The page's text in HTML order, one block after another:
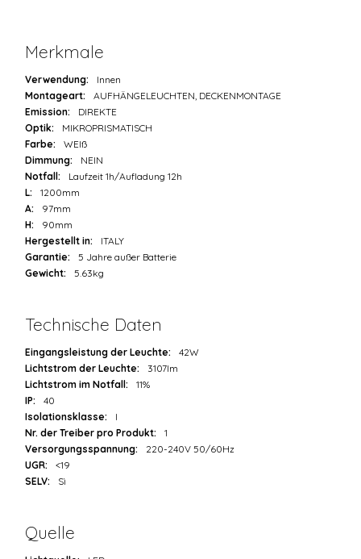
Merkmale
Verwendung:
Innen
Montageart:
AUFHÄNGELEUCHTEN, DECKENMONTAGE
Emission:
DIREKTE
Optik:
MIKROPRISMATISCH
Farbe:
WEIß
Dimmung:
NEIN
Notfall:
Laufzeit 1h/Aufladung 12h
L:
1200mm
A:
97mm
H:
90mm
Hergestellt in:
ITALY
Garantie:
5 Jahre außer Batterie
Gewicht:
5.63kg
Technische Daten
Eingangsleistung der Leuchte:
42W
Lichtstrom der Leuchte:
3107lm
Lichtstrom im Notfall:
11%
IP:
40
Isolationsklasse:
I
Nr. der Treiber pro Produkt:
1
Versorgungsspannung:
220-240V 50/60Hz
UGR:
<19
SELV:
Sì
Quelle